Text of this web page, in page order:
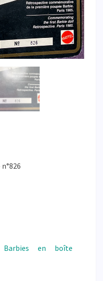
Barbies en boîte